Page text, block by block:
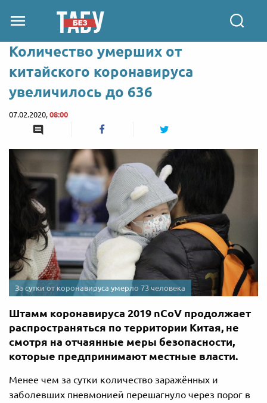
Количество умерших от
китайского коронавируса
увеличилось до 636
07.02.2020, 08:00
За сутки от коронавируса умерло 73 человека
Штамм коронавируса 2019 nCoV продолжает
распространяться по территории Китая, не
смотря на отчаянные меры безопасности,
которые предпринимают местные власти.
Менее чем за сутки количество заражённых и
заболевших пневмонией перешагнуло через порог в